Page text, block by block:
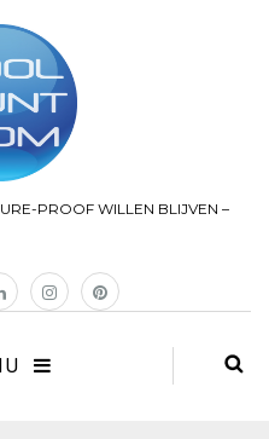
PROOF WILLEN BLIJVEN –